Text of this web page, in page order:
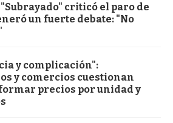
criticó el paro de
un fuerte debate: "No
y complicación":
y comercios cuestionan
precios por unidad y